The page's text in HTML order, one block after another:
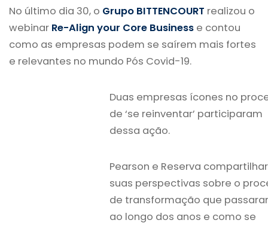
No último dia 30, o Grupo BITTENCOURT realizou o
webinar Re-Align your Core Business e contou
como as empresas podem se saírem mais fortes
e relevantes no mundo Pós Covid-19.
Duas empresas ícones no
de ‘se reinventar’ participaram
dessa ação.
Pearson e Reserva
suas perspectivas sobre o
de transformação que
ao longo dos anos e como se